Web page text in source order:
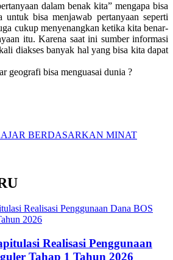
dalam benak kita” mengapa bisa
untuk bisa menjawab pertanyaan seperti
cukup menyenangkan ketika kita benar-
itu. Karena saat ini sumber informasi
diakses banyak hal yang bisa kita dapat
geografi bisa menguasai dunia ?
BERDASARKAN MINAT
Realisasi Penggunaan
Tahap 1 Tahun 2026